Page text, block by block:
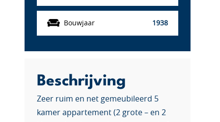
Bouwjaar 1938
Beschrijving
Zeer ruim en net gemeubileerd 5
kamer appartement (2 grote – en 2